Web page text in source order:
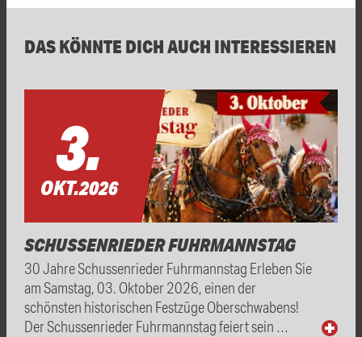
DAS KÖNNTE DICH AUCH INTERESSIEREN
3.
OKT.2026
SCHUSSENRIEDER FUHRMANNSTAG
30 Jahre Schussenrieder Fuhrmannstag Erleben Sie
am Samstag, 03. Oktober 2026, einen der
schönsten historischen Festzüge Oberschwabens!
Der Schussenrieder Fuhrmannstag feiert sein …